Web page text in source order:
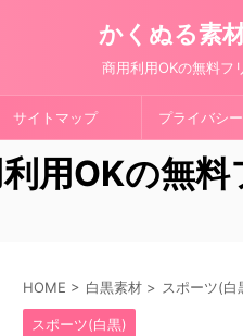
かくぬる素
商用利用OKの無料フ
サイトマップ プライバシ
用OKの無料
HOME > 白黒素材 > スポーツ(白
スポーツ(白黒)